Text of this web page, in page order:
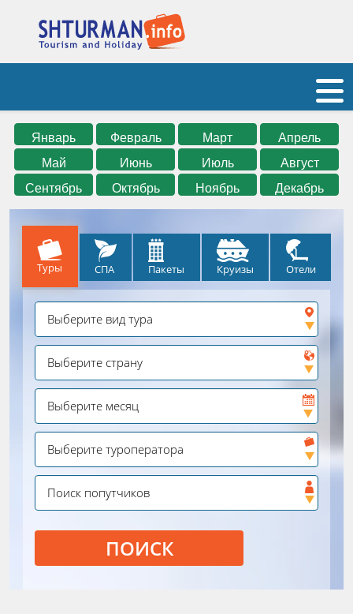
Январь Февраль Март
Апрель
Май
Июнь Июль
Август
Сентябрь
Октябрь Ноябрь Декабрь
Туры СПА Пакеты Круизы Отели
ПОИСК